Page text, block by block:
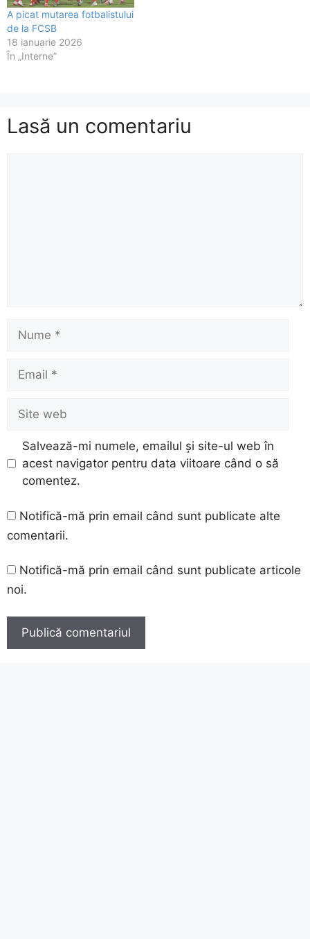
A picat mutarea fotbalistului
de la FCSB
18 ianuarie 2026
În „Interne”
Lasă un comentariu
Nume
Email
Site
web
Salvează-mi numele, emailul și site-ul web în
acest navigator pentru data viitoare când o să
comentez.
Notifică-mă prin email când sunt publicate alte
comentarii.
Notifică-mă prin email când sunt publicate articole
noi.